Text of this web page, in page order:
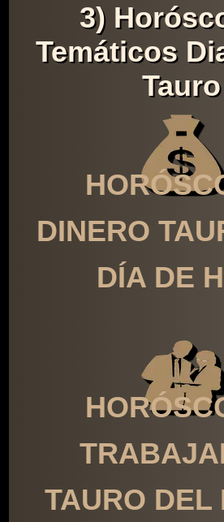
3)
Temáticos
Tauro
DINERO
DÍA DE
TAURO DEL